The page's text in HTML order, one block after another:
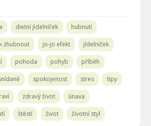
dietní jídelníček hubnutí
zhubnout jo-jo efekt jídelníček
pohoda pohyb příběh
spokojenost stres tipy
zdravý život únava
štěstí život životní styl